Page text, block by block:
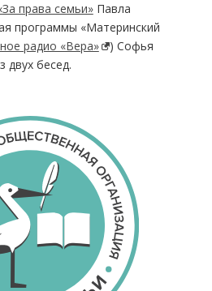
права семьи»Павла
программы «Материнский
радио «Вера»
) Софья
двух бесед.